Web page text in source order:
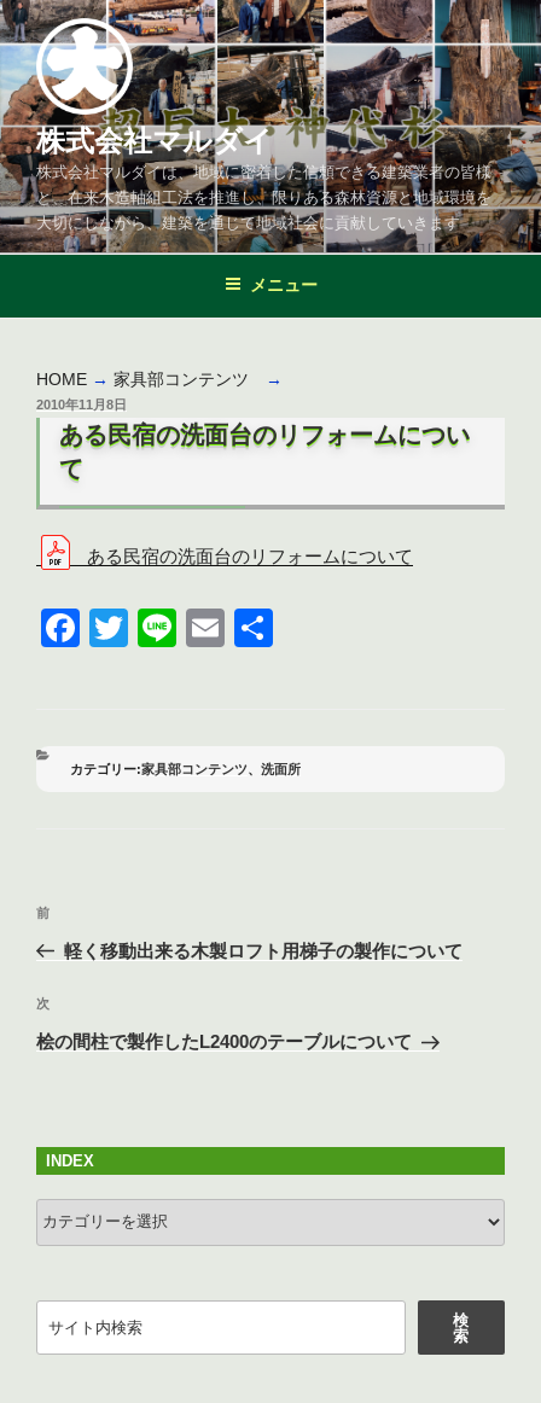
コ
ン
テ
ン
ツ
へ
ス
キ
ッ
株式会社マルダイ
株式会社マルダイは、地域に密着した信頼できる建築業者の皆様
と、在来木造軸組工法を推進し、限りある森林資源と地域環境を
大切にしながら、建築を通じて地域社会に貢献していきます
メニュー
HOME → 家具部コンテンツ →
投
2010年11月8日
ある民宿の洗面台のリフォームについ
て
ある民宿の洗面台のリフォームについて
F
b
T
Li
E
カ
家具部コンテンツ、 洗面所
投
ナ
ビ
ゲ
ン
前
の
稿
前
軽く移動出来る木製ロフト用梯子の製作について
次
の
次
桧の間柱で製作したL2400のテーブルについて
INDEX
INDEX
検
索